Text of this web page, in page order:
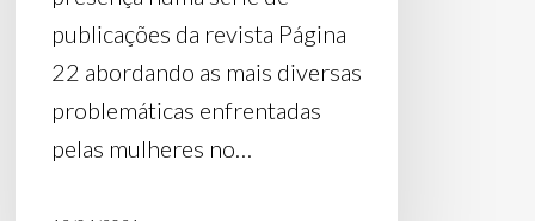
publicações da revista Página
22 abordando as mais diversas
problemáticas enfrentadas
pelas mulheres no…